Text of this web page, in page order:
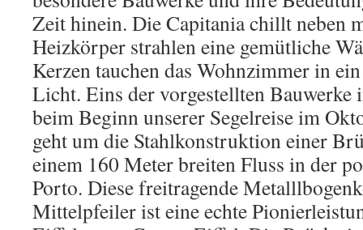
Zeit hinein. Die Capitania chillt neben
Heizkörper strahlen eine gemütliche
Kerzen tauchen das Wohnzimmer in
Licht. Eins der vorgestellten Bauwerke
beim Beginn unserer Segelreise im
geht um die Stahlkonstruktion einer
einem 160 Meter breiten Fluss in der
Porto. Diese freitragende
Mittelpfeiler ist eine echte